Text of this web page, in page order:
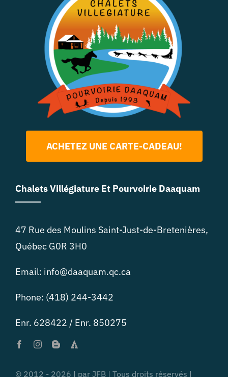
ACHETEZ UNE CARTE-CADEAU!
Chalets Villégiature Et Pourvoirie Daaquam
47 Rue des Moulins Saint-Just-de-Bretenières,
Québec G0R 3H0
Email: info@daaquam.qc.ca
Phone: (418) 244-3442
Enr. 628422 / Enr. 850275
© 2012 - 2026 | par JFB | Tous droits réservés |